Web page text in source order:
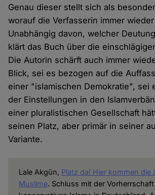
Genau dieser stellt sich als
worauf die Verfasserin immer
Unabhängig davon, welcher
klärt das Buch über die
Die Autorin schärft auch immer
Blick, sei es bezogen auf die
einer "islamischen Demokratie", sei
der Einstellungen in den
einer pluralistischen Gesellschaft
seinen Platz, aber primär in seiner
Variante.
Lale Akgün, Platz da! Hier kommen die
Muslime. Schluss mit der